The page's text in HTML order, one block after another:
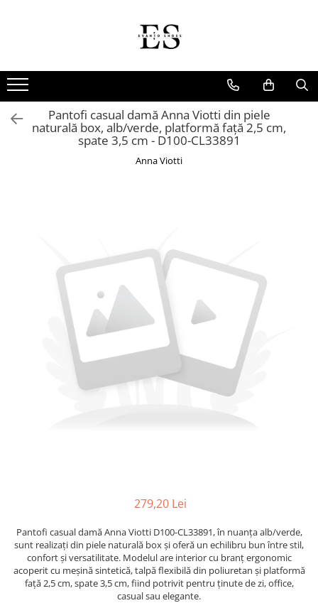
Oxford
Derby
MonkStraps
Papuci
Ghete
Pantofi
Pantofi casual damă Anna Viotti din piele
naturală box, alb/verde, platformă față 2,5 cm,
spate 3,5 cm - D100-CL33891
Anna Viotti
279,20 Lei
Pantofi casual damă Anna Viotti D100-CL33891, în nuanța alb/verde,
sunt realizați din piele naturală box și oferă un echilibru bun între stil,
confort și versatilitate. Modelul are interior cu branț ergonomic
acoperit cu meșină sintetică, talpă flexibilă din poliuretan și platformă
față 2,5 cm, spate 3,5 cm, fiind potrivit pentru ținute de zi, office,
casual sau elegante.